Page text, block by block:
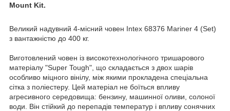
Mount Kit.
Великий надувний 4-місний човен Intex 68376 Mariner 4 (Set)
з вантажністю до 400 кг.
Виготовлений човен із високотехнологічного тришарового
матеріалу "Super Tough", що складається з двох шарів
особливо міцного вінілу, між якими прокладена спеціальна
сітка з поліестеру. Цей матеріал не боїться впливу
агресивного середовища: бензину, машинної оливи, солоної
води. Він стійкий до перепадів температур і впливу сонячних